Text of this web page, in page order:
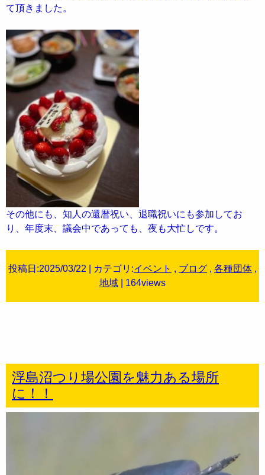
て頂きました。
その他にも、知人の還暦祝い、退職祝いにも参加してお
り、年度末、議会中であっても、夜も大忙しです。
投稿日:2025/03/22 | カテゴリ:イベント , ブログ , 各種団体 ,
地域 | 164views
浮島沼つり場公園を魅力ある場所
に！！